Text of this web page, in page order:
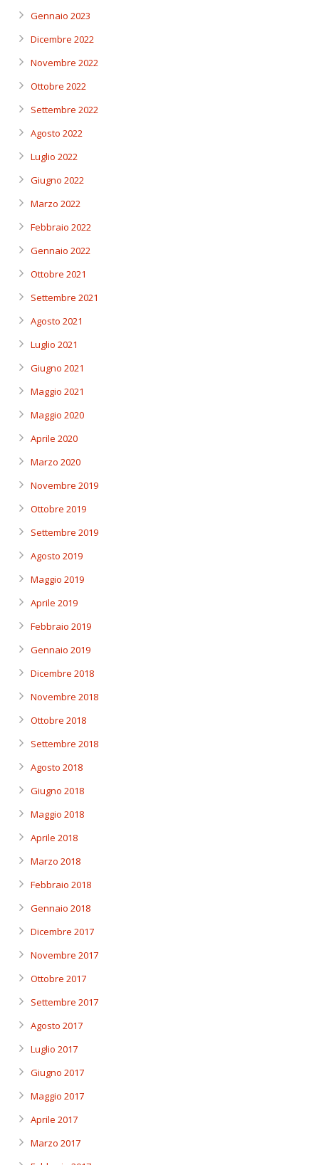
Gennaio 2023
Dicembre 2022
Novembre 2022
Ottobre 2022
Settembre 2022
Agosto 2022
Luglio 2022
Giugno 2022
Marzo 2022
Febbraio 2022
Gennaio 2022
Ottobre 2021
Settembre 2021
Agosto 2021
Luglio 2021
Giugno 2021
Maggio 2021
Maggio 2020
Aprile 2020
Marzo 2020
Novembre 2019
Ottobre 2019
Settembre 2019
Agosto 2019
Maggio 2019
Aprile 2019
Febbraio 2019
Gennaio 2019
Dicembre 2018
Novembre 2018
Ottobre 2018
Settembre 2018
Agosto 2018
Giugno 2018
Maggio 2018
Aprile 2018
Marzo 2018
Febbraio 2018
Gennaio 2018
Dicembre 2017
Novembre 2017
Ottobre 2017
Settembre 2017
Agosto 2017
Luglio 2017
Giugno 2017
Maggio 2017
Aprile 2017
Marzo 2017